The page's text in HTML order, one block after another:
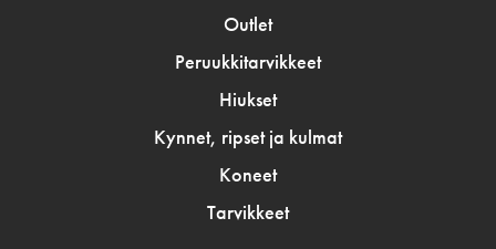
Outlet
Peruukkitarvikkeet
Hiukset
Kynnet, ripset ja kulmat
Koneet
Tarvikkeet